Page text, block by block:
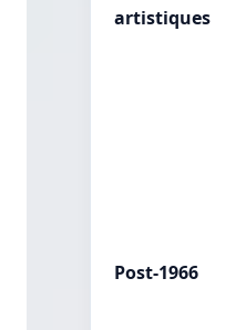
artistiques
Post-1966